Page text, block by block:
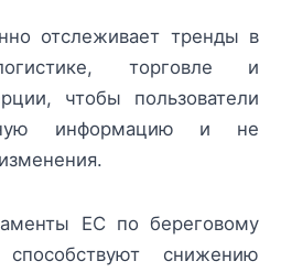
отслеживает тренды в
торговле и
чтобы пользователи
информацию и не
ЕС по береговому
способствуют снижению